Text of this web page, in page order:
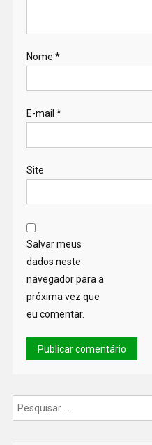
Nome *
E-mail *
Site
Salvar meus
dados neste
navegador para a
próxima vez que
eu comentar.